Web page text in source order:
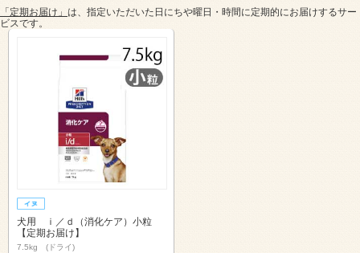
「定期お届け」 は、指定いただいた日にちや曜日・時間に定期的にお届けするサー
ビスです。
犬用 ｉ／ｄ（消化ケア）小粒
【定期お届け】
7.5kg (ドライ)